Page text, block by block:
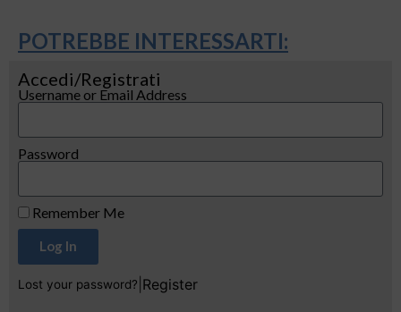
POTREBBE INTERESSARTI:
Accedi/Registrati
Username or Email Address
Password
Remember Me
Log In
Lost your password? Register